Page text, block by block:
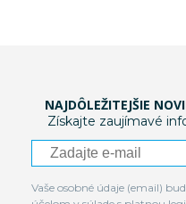
NAJDÔLEŽITEJŠIE
Získajte zaujímavé
Vaše osobné údaje (email)